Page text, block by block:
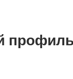
профиль